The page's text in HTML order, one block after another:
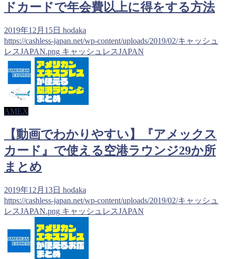
ドカードで年会費以上に得をする方法
2019年12月15日 hodaka
https://cashless-japan.net/wp-content/uploads/2019/02/キャッシュ
レスJAPAN.png キャッシュレスJAPAN
AMEX
【動画でわかりやすい】『アメックス
カード』で使える空港ラウンジ29か所
まとめ
2019年12月13日 hodaka
https://cashless-japan.net/wp-content/uploads/2019/02/キャッシュ
レスJAPAN.png キャッシュレスJAPAN